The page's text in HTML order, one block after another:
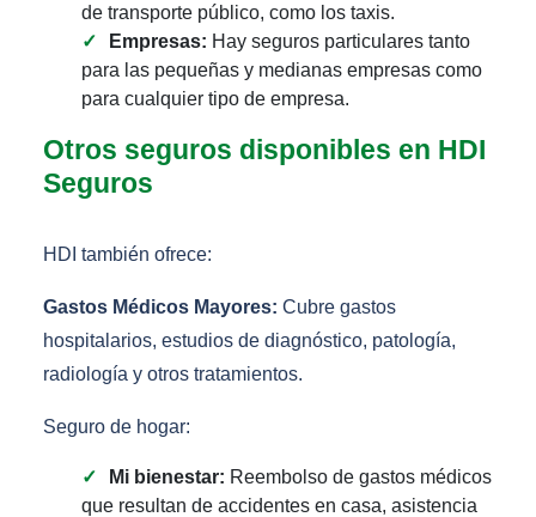
de transporte público, como los taxis.
Empresas: Hay seguros particulares tanto
para las pequeñas y medianas empresas como
para cualquier tipo de empresa.
Otros seguros disponibles en HDI
Seguros
HDI también ofrece:
Gastos Médicos Mayores: Cubre gastos
hospitalarios, estudios de diagnóstico, patología,
radiología y otros tratamientos.
Seguro de hogar:
Mi bienestar: Reembolso de gastos médicos
que resultan de accidentes en casa, asistencia